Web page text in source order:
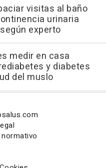
visitas al baño
urinaria
experto
medir en casa
y diabetes
del muslo